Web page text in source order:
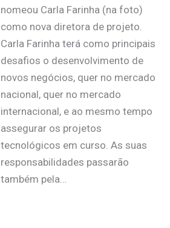
nomeou Carla Farinha (na foto)
como nova diretora de projeto.
Carla Farinha terá como principais
desafios o desenvolvimento de
novos negócios, quer no mercado
nacional, quer no mercado
internacional, e ao mesmo tempo
assegurar os projetos
tecnológicos em curso. As suas
responsabilidades passarão
também pela…